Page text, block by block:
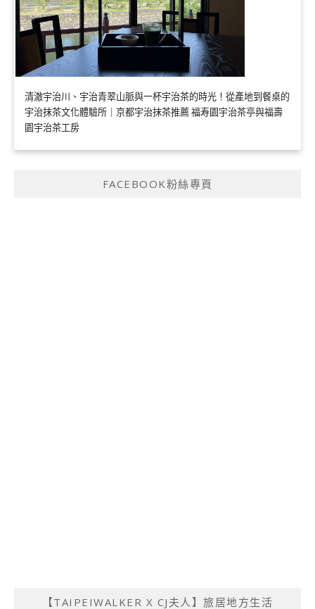
清澈宇治川、宇治青翠山脈與一杯宇治茶的時光！從產地到餐桌的
宇治抹茶文化體驗所｜京都宇治抹茶推薦 福寿園宇治茶亭與福壽
園宇治茶工房
FACEBOOK粉絲專頁
【TAIPEIWALKER X CJ夫人】旅居地方生活